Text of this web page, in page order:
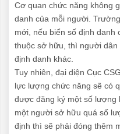
Cơ quan chức năng không
danh của mỗi người.
mới, nếu biển số định danh
thuộc sở hữu, thì người
định danh khác.
Tuy nhiên, đại diện Cục
lực lượng chức năng sẽ có
được đăng ký một số lượng
một người sở hữu quá số
định thì sẽ phải đóng thêm